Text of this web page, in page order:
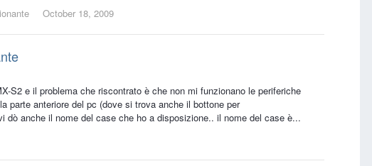
October 18, 2009
S2 e il problema che riscontrato è che non mi funzionano le periferiche
parte anteriore del pc (dove si trova anche il bottone per
anche il nome del case che ho a disposizione.. il nome del case è...